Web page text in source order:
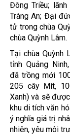
Đông Triều;
Tràng An; Đại
tử trong chùa
chùa Quỳnh Lâm.
Tại chùa Quỳnh
tỉnh Quảng
đã trồng mới
205 cây Mít,
Xanh) và sẽ
khu di tích văn
ý nghĩa giá trị
nhiên, yêu môi